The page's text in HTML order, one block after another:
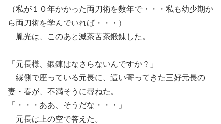
（私が１０年かかった両刀術を数年で・・・私も幼少期か
ら両刀術を学んでいれば・・・）
胤光は、このあと滅茶苦茶鍛錬した。
「元長様、鍛錬はなさらないんですか？」
縁側で座っている元長に、這い寄ってきた三好元長の
妻・春が、不満そうに尋ねた。
「・・・ああ、そうだな・・・」
元長は上の空で答えた。